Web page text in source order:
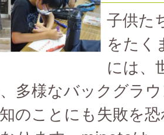
子供た
をたく
には、
多様なバックグラ
のことにも失敗を